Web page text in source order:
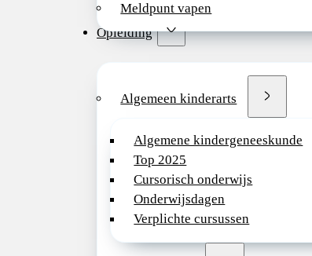
Meldpunt vapen
Opleiding
Algemeen kinderarts
Algemene kindergeneeskunde
Top 2025
Cursorisch onderwijs
Onderwijsdagen
Verplichte cursussen